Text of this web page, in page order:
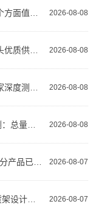
2026-08-08
2026-08-08
2026-08-08
2026-08-08
2026-08-07
2026-08-07